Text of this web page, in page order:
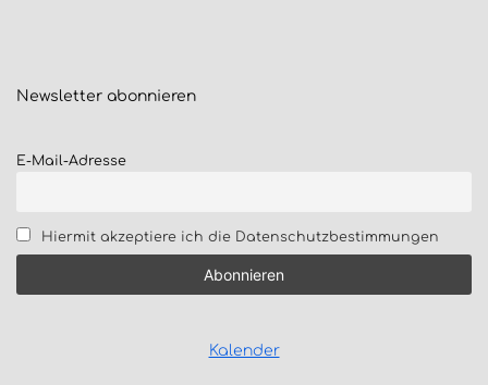
Newsletter abonnieren
E-Mail-Adresse
Hiermit akzeptiere ich die Datenschutzbestimmungen
Kalender